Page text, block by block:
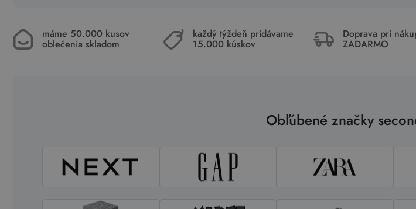
máme 50.000 kusov
oblečenia skladom
každý týždeň pridávame
15.000 kúskov
Doprava pri
ZADARMO
Obľúbené značky